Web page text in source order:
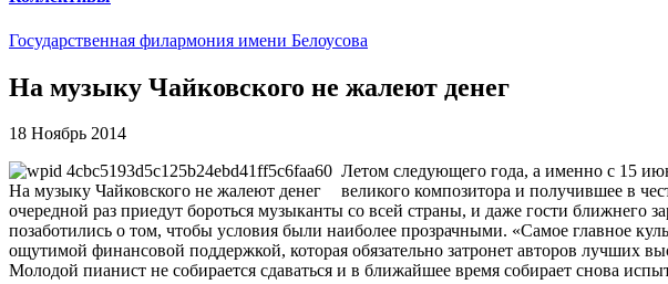
Государственная филармония имени Белоусова
На музыку Чайковского не жалеют денег
18 Ноябрь 2014
Летом следующего года, а именно с 15
великого композитора и получившее в
очередной раз приедут бороться музыканты со всей страны, и даже гости ближнего
позаботились о том, чтобы условия были наиболее прозрачными. «Самое главное
ощутимой финансовой поддержкой, которая обязательно затронет авторов
Молодой пианист не собирается сдаваться и в ближайшее время собирает снова